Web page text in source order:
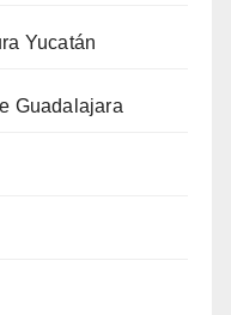
Yucatán
Guadalajara